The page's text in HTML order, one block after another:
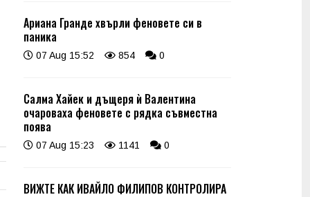
Ариана Гранде хвърли феновете си в
паника
07 Aug 15:52 854 0
Салма Хайек и дъщеря ѝ Валентина
очароваха феновете с рядка съвместна
поява
07 Aug 15:23 1141 0
ВИЖТЕ КАК ИВАЙЛО ФИЛИПОВ КОНТРОЛИРА